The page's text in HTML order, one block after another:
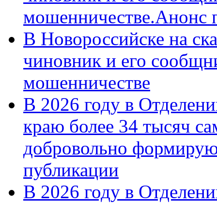
мошенничестве.Анонс
В Новороссийске на
чиновник и его
мошенничестве
В 2026 году в
краю более 34 тысяч
добровольно
публикации
В 2026 году в